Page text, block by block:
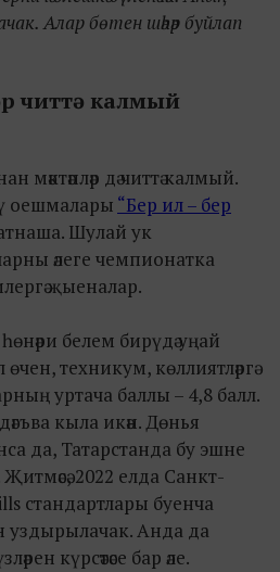
Алар бөтен шәһәр буйлап
читтә калмый
дә читтә калмый.
оешмалары “Бер ил – бер
Шулай ук
әлеге чемпионатка
җыеналар.
һөнәри белем бирүдә уңай
техникум, көллиятләргә
уртача баллы – 4,8 балл.
кыла икән. Дөнья
да, Татарстанда бу эшне
Җитмәсә, 2022 елда Санкт-
стандартлары буенча
Анда да
күрсәтәсе бар әле.